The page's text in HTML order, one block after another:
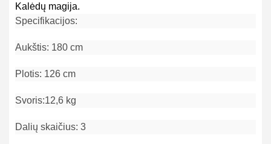
Kalėdų magija.
Specifikacijos:
Aukštis: 180 cm
Plotis: 126 cm
Svoris:12,6 kg
Dalių skaičius: 3